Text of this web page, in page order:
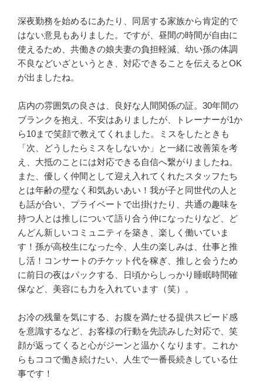
深夜勤務を始めるにあたり、同居する家族から肯定的で
はない意見もありました。ですが、昼間の時間が自由に
使えるため、共働きの娘夫妻の負担軽減、幼い孫の体調
不良などいざというとき、対応できることを伝えるとOK
が出ましたね。
店内の雰囲気の良さは、良好な人間関係の証。30年間の
ブランクを抱え、不安はありましたが、トレーナーが1か
ら10まで笑顔で教えてくれました。ミスをしたときも
「次、どうしたらミスをしないか」と一緒に改善策を考
え、大抵のことには対応できる自信へ繋がりましたね。
また、優しく仲間として迎え入れてくれたスタッフたち
とは年齢の壁なく和気あいあい！我が子と同世代の人と
も話が合い、プライベートで出掛けたり、共通の趣味を
持つ人とは推しについて語り合う仲になったりなど、ど
んどん新しいコミュニティを築き、楽しく働いていま
す！孫が高校生になった今、人生の楽しみは、仕事と推
し活！コンサートのチケット代を稼ぎ、推しと会うため
に前日の夜はパックする、日頃からしっかり睡眠時間確
保など、美容にも力を入れています（笑）。
お冷の残量を気にする、お腹を満たせる提供スピード感
を意識するなど、お客様の行動を先読みした対応で、笑
顔が返ってくると心がジーンと温かくなります。これか
らもココで働き続けたい、人生で一番長続きしている仕
事です！